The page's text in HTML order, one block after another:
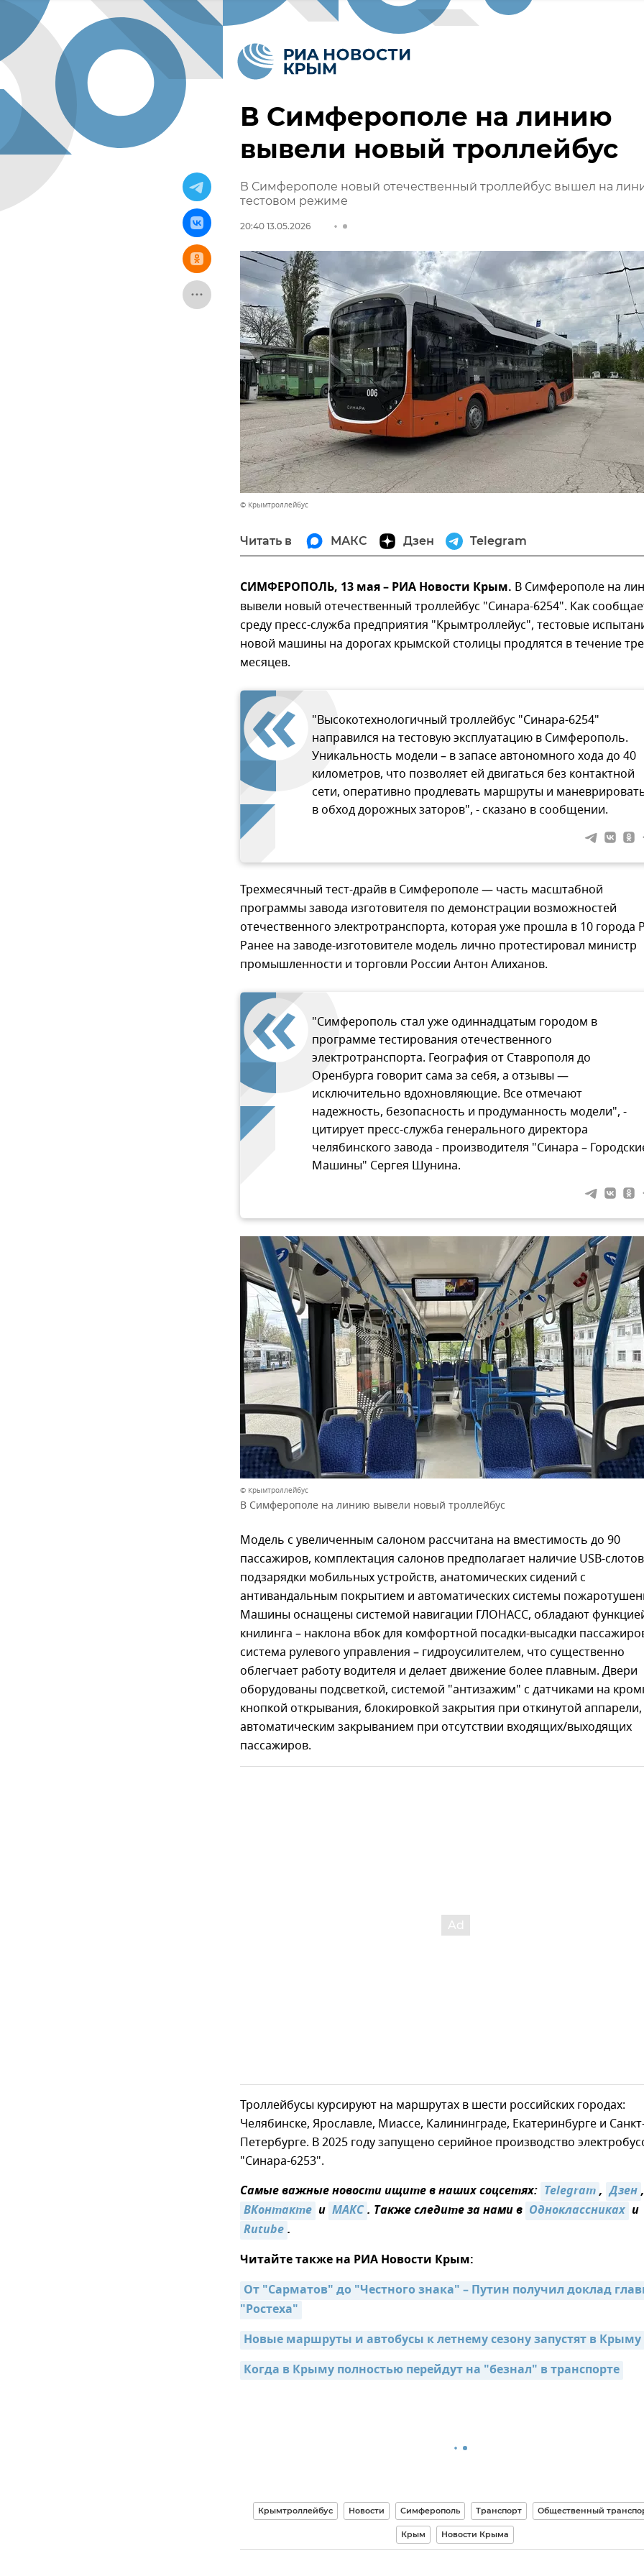
В Симферополе на линию
вывели новый троллейбус
В Симферополе новый отечественный троллейбус вышел на
тестовом режиме
20:40 13.05.2026
© Крымтроллейбус
Читать в МАКС Дзен Telegram
СИМФЕРОПОЛЬ, 13 мая – РИА Новости Крым. В Симферополе на
вывели новый отечественный троллейбус "Синара-6254". Как
среду пресс-служба предприятия "Крымтроллейус", тестовые
новой машины на дорогах крымской столицы продлятся в течение
месяцев.
"Высокотехнологичный троллейбус "Синара-6254"
направился на тестовую эксплуатацию в Симферополь.
Уникальность модели – в запасе автономного хода до 40
километров, что позволяет ей двигаться без контактной
сети, оперативно продлевать маршруты и
в обход дорожных заторов", - сказано в сообщении.
Трехмесячный тест-драйв в Симферополе — часть масштабной
программы завода изготовителя по демонстрации возможностей
отечественного электротранспорта, которая уже прошла в 10 города
Ранее на заводе-изготовителе модель лично протестировал министр
промышленности и торговли России Антон Алиханов.
"Симферополь стал уже одиннадцатым городом в
программе тестирования отечественного
электротранспорта. География от Ставрополя до
Оренбурга говорит сама за себя, а отзывы —
исключительно вдохновляющие. Все отмечают
надежность, безопасность и продуманность модели", -
цитирует пресс-служба генерального директора
челябинского завода - производителя "Синара –
Машины" Сергея Шунина.
© Крымтроллейбус
В Симферополе на линию вывели новый троллейбус
Модель с увеличенным салоном рассчитана на вместимость до 90
пассажиров, комплектация салонов предполагает наличие USB-
подзарядки мобильных устройств, анатомических сидений с
антивандальным покрытием и автоматических системы
Машины оснащены системой навигации ГЛОНАСС, обладают
книлинга – наклона вбок для комфортной посадки-высадки
система рулевого управления – гидроусилителем, что существенно
облегчает работу водителя и делает движение более плавным. Двери
оборудованы подсветкой, системой "антизажим" с датчиками на
кнопкой открывания, блокировкой закрытия при откинутой аппарели,
автоматическим закрыванием при отсутствии входящих/выходящих
пассажиров.
Троллейбусы курсируют на маршрутах в шести российских городах:
Челябинске, Ярославле, Миассе, Калининграде, Екатеринбурге и
Петербурге. В 2025 году запущено серийное производство
"Синара-6253".
Самые важные новости ищите в наших соцсетях: Telegram, Дзен,
ВКонтакте и MAКС. Также следите за нами в Одноклассниках и
Rutube.
Читайте также на РИА Новости Крым:
От "Сарматов" до "Честного знака" – Путин получил доклад
"Ростеха"
Новые маршруты и автобусы к летнему сезону запустят в Крыму
Когда в Крыму полностью перейдут на "безнал" в транспорте
Крымтроллейбус Новости Симферополь Транспорт Общественный
Крым Новости Крыма